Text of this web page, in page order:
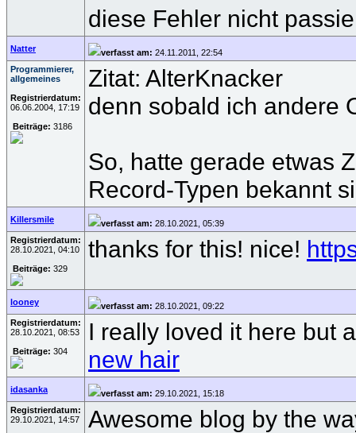
diese Fehler nicht
Natter verfasst am: 24.11.2011, 22:54
Programmierer,
allgemeines
Registrierdatum:
06.06.2004, 17:19
Beiträge: 3186
Zitat: AlterKnacker
denn sobald ich andere
So, hatte gerade etwas
Record-Typen bekannt
Killersmile verfasst am: 28.10.2021, 05:39
Registrierdatum:
28.10.2021, 04:10
Beiträge: 329
thanks for this! nice!
looney verfasst am: 28.10.2021, 09:22
Registrierdatum:
28.10.2021, 08:53
Beiträge: 304
I really loved it here but
new hair
idasanka verfasst am: 29.10.2021, 15:18
Registrierdatum:
29.10.2021, 14:57
Awesome blog by the